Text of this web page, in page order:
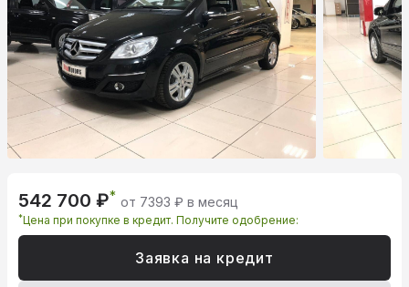
542 700 ₽* от 7393 ₽ в месяц
*Цена при покупке в кредит. Получите одобрение:
Заявка на кредит